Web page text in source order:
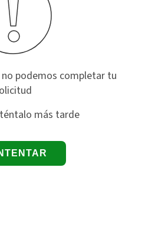
podemos completar tu
más tarde